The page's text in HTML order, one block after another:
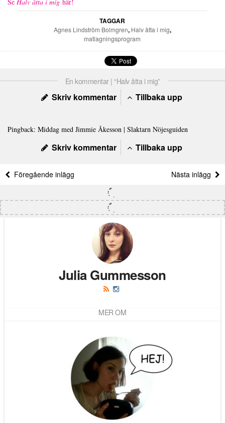
TAGGAR
Agnes Lindström Bolmgren, Halv åtta i mig,
matlagningsprogram
En kommentar | “Halv åtta i mig”
Skriv kommentar Tillbaka upp
Pingback: Middag med Jimmie Åkesson | Slaktarn Nöjesguiden
Skriv kommentar Tillbaka upp
Föregående inlägg Nästa inlägg
Julia Gummesson
MER OM